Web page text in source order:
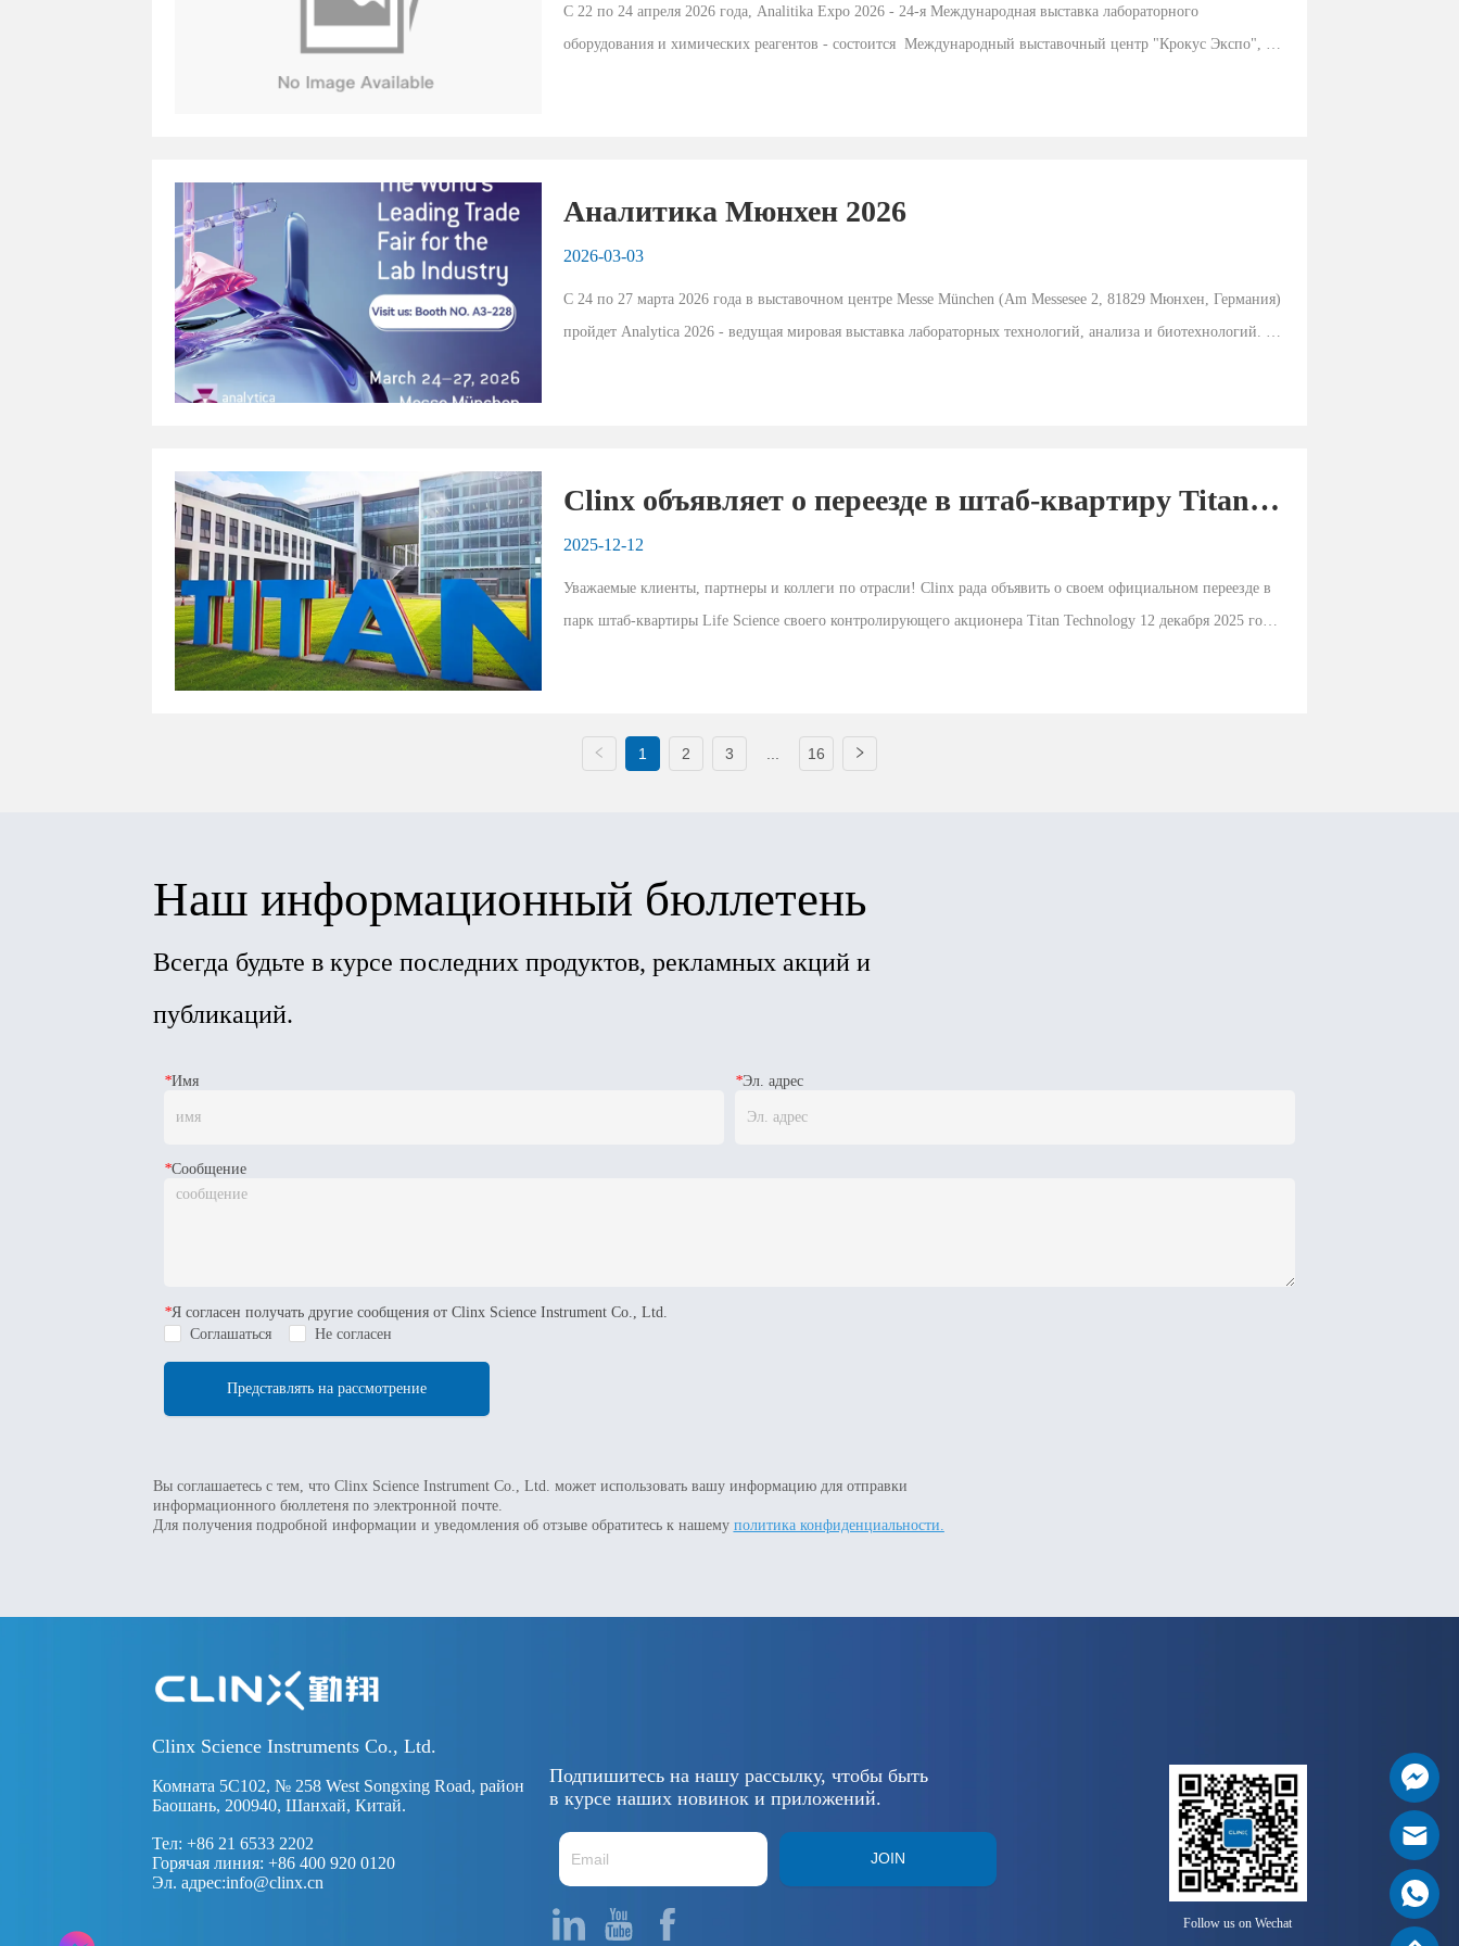
С 22 по 24 апреля 2026 года, Analitika Expo 2026 - 24-я Международная выставка лабораторного
оборудования и химических реагентов - состоится  Международный выставочный центр "Крокус Экспо",
Аналитика Мюнхен 2026
2026-03-03
С 24 по 27 марта 2026 года в выставочном центре Messe München (Am Messesee 2, 81829 Мюнхен, Германия)
пройдет Analytica 2026 - ведущая мировая выставка лабораторных технологий, анализа и биотехнологий.
Clinx объявляет о переезде в штаб-квартиру Titan
Technology Life Science Park
2025-12-12
Уважаемые клиенты, партнеры и коллеги по отрасли! Clinx рада объявить о своем официальном переезде в
парк штаб-квартиры Life Science своего контролирующего акционера Titan Technology 12 декабря 2025 года.
1 2 3 16
Наш информационный бюллетень
Всегда будьте в курсе последних продуктов, рекламных акций и
публикаций.
*Имя *Эл. адрес
*Сообщение
*Я согласен получать другие сообщения от Clinx Science Instrument Co., Ltd.
Соглашаться
Не согласен
Представлять на рассмотрение
Вы соглашаетесь с тем, что Clinx Science Instrument Co., Ltd. может использовать вашу информацию для отправки
информационного бюллетеня по электронной почте.
Для получения подробной информации и уведомления об отзыве обратитесь к нашему политика конфиденциальности.
Clinx Science Instruments Co., Ltd.
Комната 5C102, № 258 West Songxing Road, район
Баошань, 200940, Шанхай, Китай.
Тел: +86 21 6533 2202
Горячая линия: +86 400 920 0120
Эл. адрес:info@clinx.cn
Подпишитесь на нашу рассылку, чтобы быть
в курсе наших новинок и приложений.
JOIN
Follow us on Wechat